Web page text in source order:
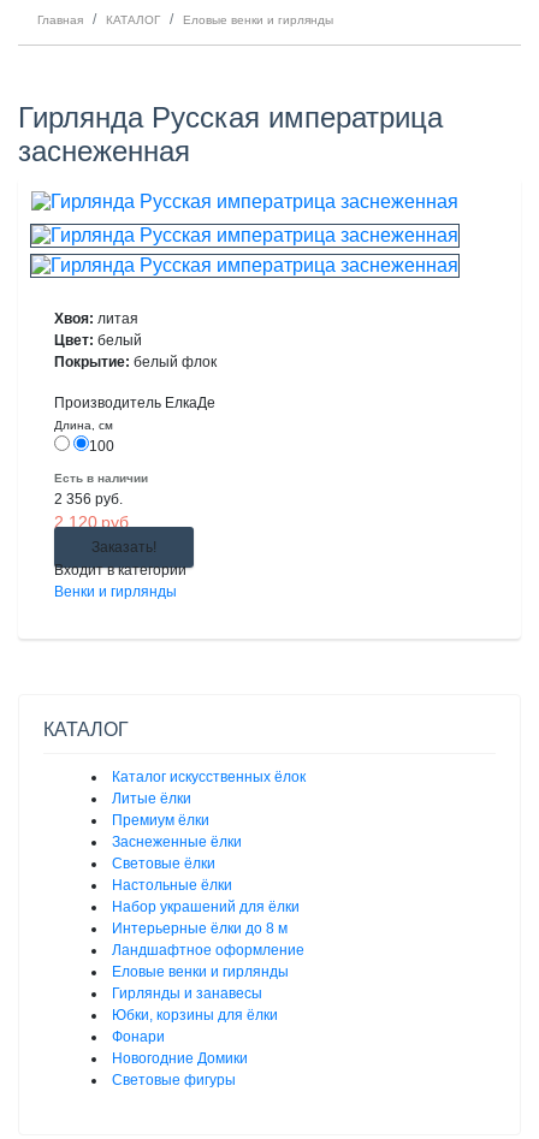
Главная КАТАЛОГ Еловые венки и гирлянды
Гирлянда Русская императрица
заснеженная
Хвоя: литая
Цвет: белый
Покрытие: белый флок
Производитель ЕлкаДе
Длина, см
100
Есть в наличии
2 356 руб.
2 120 руб.
Заказать!
Входит в категории
Венки и гирлянды
КАТАЛОГ
Каталог искусственных ёлок
Литые ёлки
Премиум ёлки
Заснеженные ёлки
Световые ёлки
Настольные ёлки
Набор украшений для ёлки
Интерьерные ёлки до 8 м
Ландшафтное оформление
Еловые венки и гирлянды
Гирлянды и занавесы
Юбки, корзины для ёлки
Фонари
Новогодние Домики
Световые фигуры